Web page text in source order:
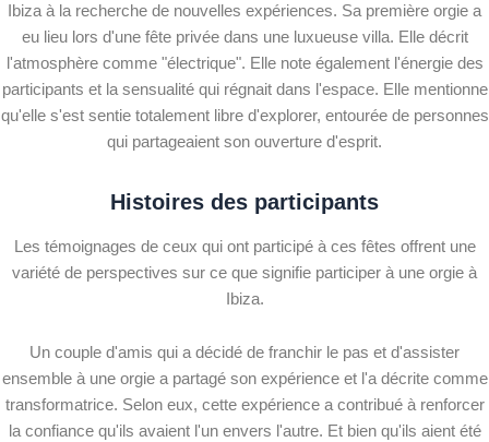
Ibiza à la recherche de nouvelles expériences. Sa première orgie a
eu lieu lors d'une fête privée dans une luxueuse villa. Elle décrit
l'atmosphère comme "électrique". Elle note également l'énergie des
participants et la sensualité qui régnait dans l'espace. Elle mentionne
qu'elle s'est sentie totalement libre d'explorer, entourée de personnes
qui partageaient son ouverture d'esprit.
Histoires des participants
Les témoignages de ceux qui ont participé à ces fêtes offrent une
variété de perspectives sur ce que signifie participer à une orgie à
Ibiza.
Un couple d'amis qui a décidé de franchir le pas et d'assister
ensemble à une orgie a partagé son expérience et l'a décrite comme
transformatrice. Selon eux, cette expérience a contribué à renforcer
la confiance qu'ils avaient l'un envers l'autre. Et bien qu'ils aient été